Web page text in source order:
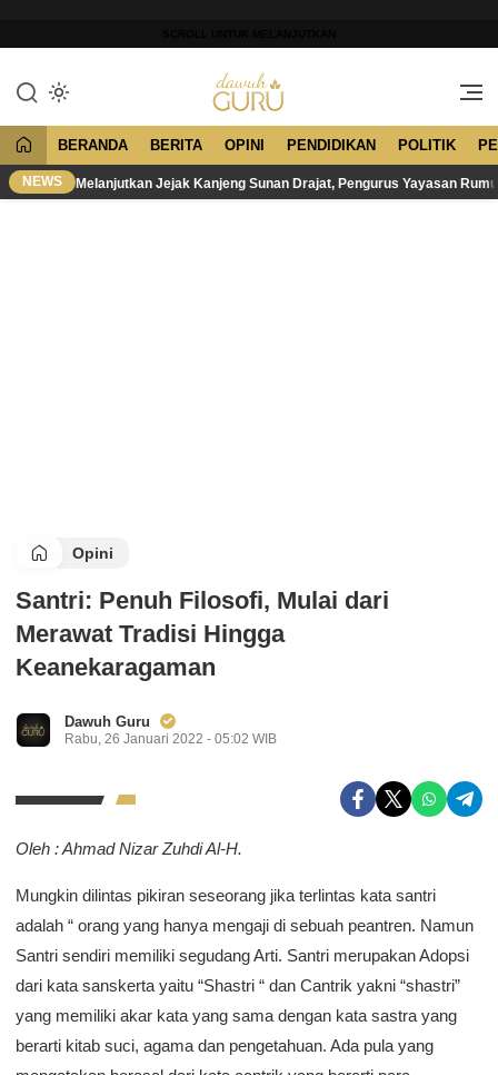
konten
Dawuh Guru
Merawat Tradisi, Membangun
BERANDA BERITA OPINI PENDIDIKAN POLITIK
NEWS Melanjutkan Jejak Kanjeng Sunan Drajat, Pengurus Yayasan
Opini
Santri: Penuh Filosofi, Mulai dari
Merawat Tradisi Hingga
Keanekaragaman
Dawuh Guru
Rabu, 26 Januari 2022 - 05:02 WIB
Oleh : Ahmad Nizar Zuhdi Al-H.
Mungkin dilintas pikiran seseorang jika terlintas kata santri
adalah “ orang yang hanya mengaji di sebuah peantren. Namun
Santri sendiri memiliki segudang Arti. Santri merupakan Adopsi
dari kata sanskerta yaitu “Shastri “ dan Cantrik yakni “shastri”
yang memiliki akar kata yang sama dengan kata sastra yang
berarti kitab suci, agama dan pengetahuan. Ada pula yang